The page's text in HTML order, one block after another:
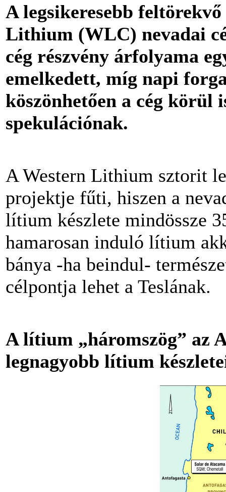
A legsikeresebb
Lithium (WLC) nevadai
cég részvény árfolyama
emelkedett, míg napi
köszönhetően a cég körül
spekulációnak.
A Western Lithium sztorit
projektje fűti, hiszen a
lítium készlete mindössze
hamarosan induló lítium
bánya -ha beindul-
célpontja lehet a Teslának.
A lítium „háromszög” az
legnagyobb lítium